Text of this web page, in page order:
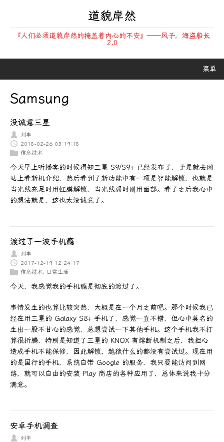
道貌岸然
『人们必须道貌岸然的掩盖着内心的不安』——风子，海盗船长
2.0
菜单
Samsung
没诚意三星
刘丰
2018-02-26 03:19:18
信息技术
今天早上听播客的时候得知三星 S9/S9+ 已经发布了，于是就去网
站上看新机介绍，然后看到了新功能中有一项是智能解锁，也就是
当光线充足时用虹膜解锁，当光线弱时则用面部。看了之后我心中
的想法就是，这也太没诚意了。
渡过了一波手机瘾
刘丰
2017-12-19 12:24:17
信息技术
日常生活
今天，我感觉我的手机瘾是彻底的渡过了。
事情发生的也算比较突然，大概是在一个月之前吧。那个时候我已
经在用三星的 Galaxy S8+ 手机了，感觉一直不错，但心中莫名的
生出一股不甘心的感觉，总想尝试一下其他手机。这个手机我不打
算很折腾，特别是知道了三星的 KNOX 有熔断机制之后，我担心
造成手机不能保修，因此解锁、越狱什么的都没有尝试过。现在用
的是国行的手机，系统自带 Google 的服务，我只要能访问到网
络，就可以自由的安装 Play 商店的各种应用了，总体来说我十分
满意。
安卓手机调查
刘丰